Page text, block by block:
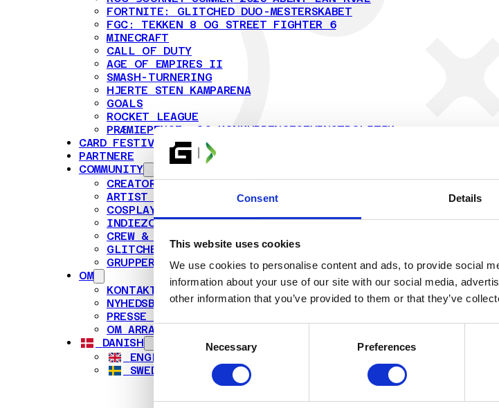
Consent Details
This website uses cookies
We use cookies to personalise content and ads, to provide social
information about your use of our site with our social media,
other information that you’ve provided to them or that they’ve
Consent
Selection
Necessary Preferences
FORTNITE: GLITCHED DUO-MESTERSKABET
FGC: TEKKEN 8 OG STREET FIGHTER 6
MINECRAFT
CALL OF DUTY
AGE OF EMPIRES II
SMASH-TURNERING
HJERTE STEN KAMPARENA
GOALS
ROCKET LEAGUE
PRÆMIEPENGE- OG KONKURRENCEGEVINSTPOLITIK
CARD FESTIVAL
PARTNERE
COMMUNITY
CREATORS
ARTIST ALLEY
COSPLAY
INDIEZONE
CREW & FRIVILLIGE
GLITCHED'S VENNER
GRUPPERESERVATION
OM
KONTAKT OS
NYHEDSBREVE
PRESSE OG NYHEDSRUM
OM ARRANGØRERNE
DANISH
ENGLISH
SWEDISH